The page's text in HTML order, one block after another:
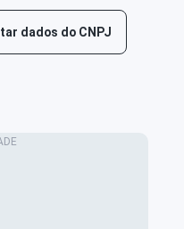
dados do CNPJ